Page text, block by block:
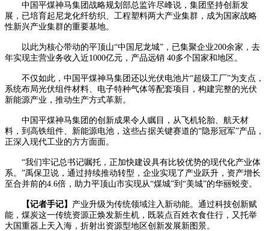
中国平煤神马集团战略规划部总监许尽峰说，集团坚持创新发
展，已培育起尼龙化纤纺织、工程塑料两大产业集群，成为国家战略
性新兴产业集群的重要基地。
以此为核心带动的平顶山“中国尼龙城”，已集聚企业200余家，去
年实现主营业务收入近1000亿元，产品远销 40多个国家和地区。
不仅如此，中国平煤神马集团还以光伏电池片“超级工厂”为支点，
系统布局光伏组件材料、电子特种气体等配套项目，构建完整的光伏
新能源产业，推动生产方式革新。
中国平煤神马集团的创新成果令人瞩目，从飞机轮胎、航天材
料，到高铁组件、新能源电池，这些占据关键赛道的“隐形冠军”产品，
正深入现代工业的方方面面。
“我们牢记总书记嘱托，正加快建设具有比较优势的现代化产业体
系。”禹保卫说，通过持续推动转型，企业实现了产业跃升，资产增长
至合并前的4.6倍，助力平顶山市实现从“煤城”到“美城”的华丽蜕变。
【记者手记】 产业升级为传统领域注入新动能。通过科技创新赋
能，煤炭这一传统资源正焕发新生机，既装点百姓衣食住行，又托举
大国重器上天入海，折射出资源型地区创新发展新图景。